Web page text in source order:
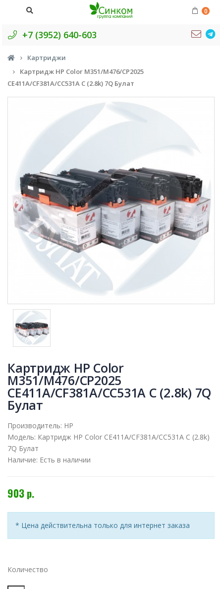
0
+7 (3952) 640-603
Картриджи
Картридж HP Color M351/M476/CP2025
CE411A/CF381A/CC531A C (2.8k) 7Q Булат
Картридж HP Color
M351/M476/CP2025
CE411A/CF381A/CC531A C (2.8k) 7Q
Булат
Производитель: HP
Модель: Картридж HP Color CE411A/CF381A/CC531A C (2.8k)
7Q Булат
Наличие: Есть в наличии
903 р.
* Цена действительна только для интернет заказа
Количество